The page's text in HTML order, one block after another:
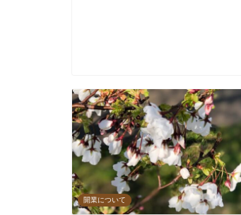
開業について